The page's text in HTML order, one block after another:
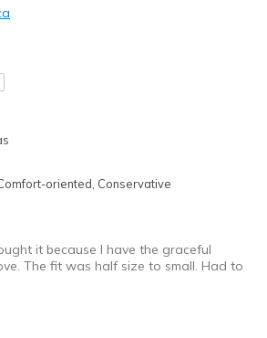
oriented, Conservative
it because I have the graceful
The fit was half size to small. Had to